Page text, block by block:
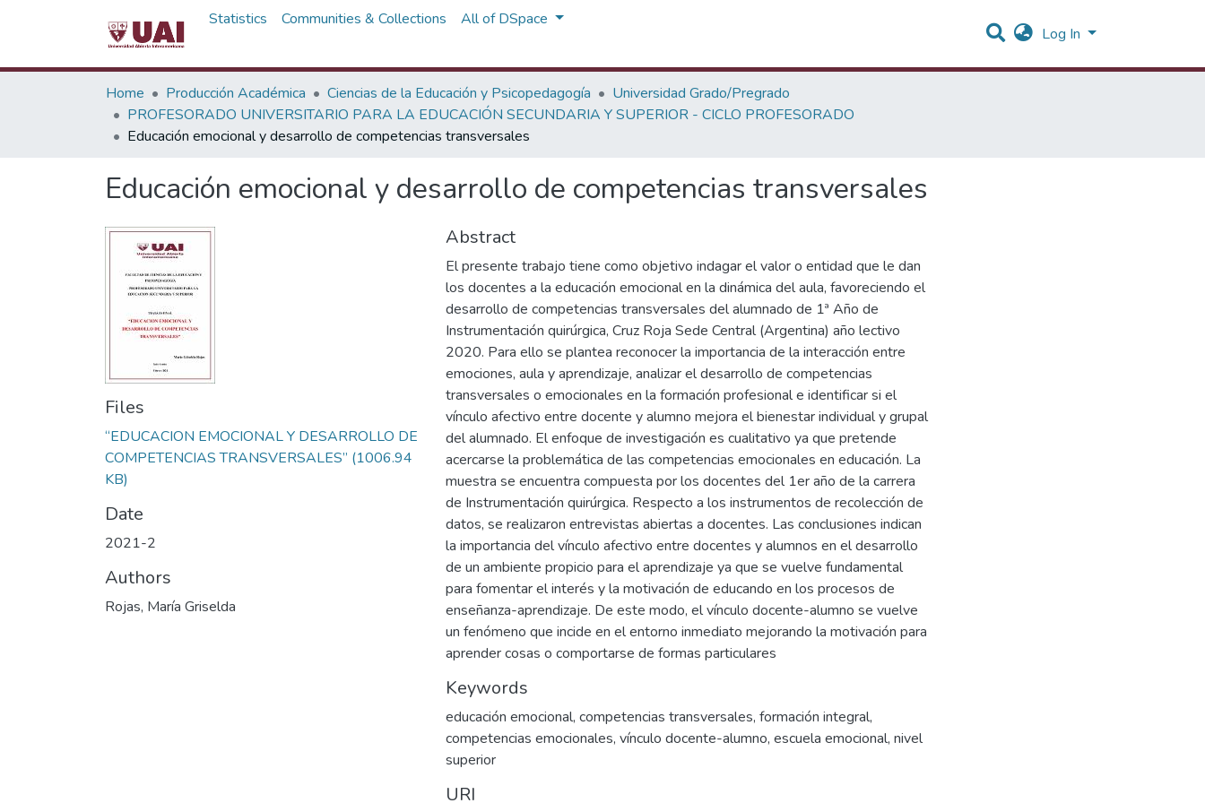
Statistics Communities & Collections All of DSpace
Log In
Home Producción Académica Ciencias de la Educación y Psicopedagogía
Universidad Grado/Pregrado
PROFESORADO UNIVERSITARIO PARA LA EDUCACIÓN SECUNDARIA Y SUPERIOR - CICLO PROFESORADO
Educación emocional y desarrollo de competencias transversales
Educación emocional y desarrollo de competencias transversales
Files
“EDUCACION EMOCIONAL Y DESARROLLO DE
COMPETENCIAS TRANSVERSALES” (1006.94
KB)
Date
2021-2
Authors
Rojas, María Griselda
Abstract
El presente trabajo tiene como objetivo indagar el valor o entidad que le dan
los docentes a la educación emocional en la dinámica del aula, favoreciendo el
desarrollo de competencias transversales del alumnado de 1ª Año de
Instrumentación quirúrgica, Cruz Roja Sede Central (Argentina) año lectivo
2020. Para ello se plantea reconocer la importancia de la interacción entre
emociones, aula y aprendizaje, analizar el desarrollo de competencias
transversales o emocionales en la formación profesional e identificar si el
vínculo afectivo entre docente y alumno mejora el bienestar individual y grupal
del alumnado. El enfoque de investigación es cualitativo ya que pretende
acercarse la problemática de las competencias emocionales en educación. La
muestra se encuentra compuesta por los docentes del 1er año de la carrera
de Instrumentación quirúrgica. Respecto a los instrumentos de recolección de
datos, se realizaron entrevistas abiertas a docentes. Las conclusiones indican
la importancia del vínculo afectivo entre docentes y alumnos en el desarrollo
de un ambiente propicio para el aprendizaje ya que se vuelve fundamental
para fomentar el interés y la motivación de educando en los procesos de
enseñanza-aprendizaje. De este modo, el vínculo docente-alumno se vuelve
un fenómeno que incide en el entorno inmediato mejorando la motivación para
aprender cosas o comportarse de formas particulares
Keywords
educación emocional, competencias transversales, formación integral,
competencias emocionales, vínculo docente-alumno, escuela emocional, nivel
superior
URI